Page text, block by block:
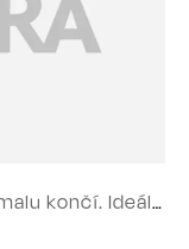
kotle, tepelného čerpadla či komína